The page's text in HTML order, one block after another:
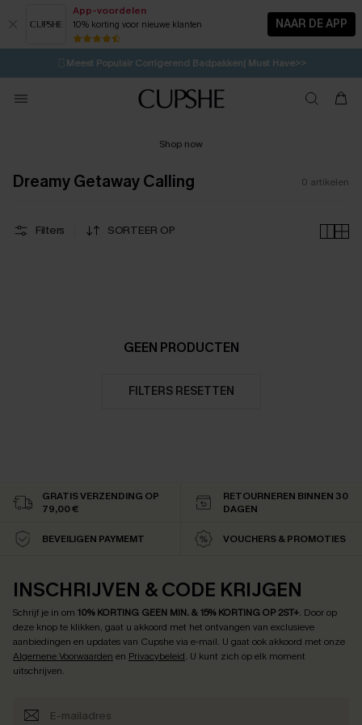
App-voordelen
10% korting voor nieuwe klanten NAAR DE APP
⚡️LAATSTE KANS | Tot 50% korting>>
🩱Meest Populair Corrigerend Badpakken| Must Have>>
💌Abonneer je & ontvang tot 15% korting>>
Koop 3, krijg 15% korting | CODE: SW15
Shop now
Dreamy Getaway Calling 0 artikelen
Filters SORTEER OP
GEEN PRODUCTEN
FILTERS RESETTEN
GRATIS VERZENDING OP
79,00 €
RETOURNEREN BINNEN 30
DAGEN
BEVEILIGEN PAYMEMT VOUCHERS & PROMOTIES
INSCHRIJVEN & CODE KRIJGEN
Schrijf je in om 10% KORTING GEEN MIN. & 15% KORTING OP 2ST+. Door op
deze knop te klikken, gaat u akkoord met het ontvangen van exclusieve
aanbiedingen en updates van Cupshe via e-mail. U gaat ook akkoord met onze
Algemene Voorwaarden en Privacybeleid. U kunt zich op elk moment
uitschrijven.